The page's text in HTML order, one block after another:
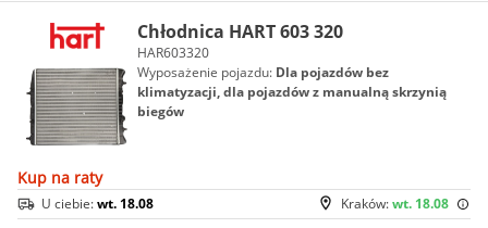
Chłodnica HART 603 320
HAR603320
Wyposażenie pojazdu: Dla pojazdów bez
klimatyzacji, dla pojazdów z manualną skrzynią
biegów
Kup na raty
Kraków:wt. 18.08
U ciebie:wt. 18.08